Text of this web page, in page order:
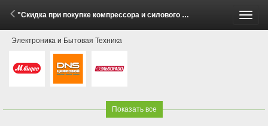
"Скидка при покупке компрессора и силового удлинителя в комплекте!" (6 Мая - 8 Июня 2026)
Электроника и Бытовая Техника
Показать все